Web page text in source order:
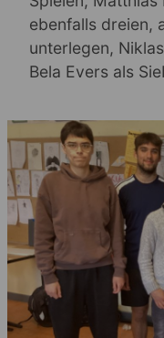
ebenfalls dreien,
unterlegen,
Bela Evers als